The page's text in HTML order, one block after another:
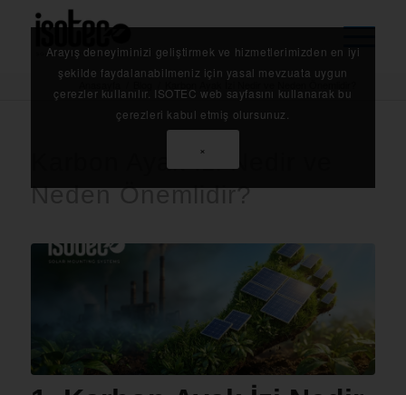
Anasayfa Karbon Ayak İzi Nedir ve Neden Önemlidir?
Karbon Ayak İzi Nedir ve
Neden Önemlidir?
Arayış deneyiminizi geliştirmek ve hizmetlerimizden en iyi
şekilde faydalanabilmeniz için yasal mevzuata uygun
çerezler kullanılır. ISOTEC web sayfasını kullanarak bu
çerezleri kabul etmiş olursunuz.
×